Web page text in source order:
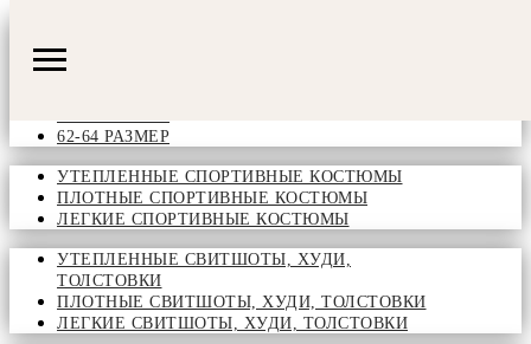
46-48 РАЗМЕР
50-52 РАЗМЕР
62-64 РАЗМЕР
УТЕПЛЕННЫЕ СПОРТИВНЫЕ КОСТЮМЫ
ПЛОТНЫЕ СПОРТИВНЫЕ КОСТЮМЫ
ЛЕГКИЕ СПОРТИВНЫЕ КОСТЮМЫ
УТЕПЛЕННЫЕ СВИТШОТЫ, ХУДИ,
ТОЛСТОВКИ
ПЛОТНЫЕ СВИТШОТЫ, ХУДИ, ТОЛСТОВКИ
ЛЕГКИЕ СВИТШОТЫ, ХУДИ, ТОЛСТОВКИ